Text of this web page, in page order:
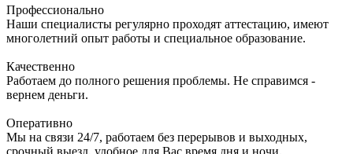
Профессионально
Наши специалисты регулярно проходят аттестацию, имеют
многолетний опыт работы и специальное образование.
Качественно
Работаем до полного решения проблемы. Не справимся -
вернем деньги.
Оперативно
Мы на связи 24/7, работаем без перерывов и выходных,
срочный выезд, удобное для Вас время дня и ночи.